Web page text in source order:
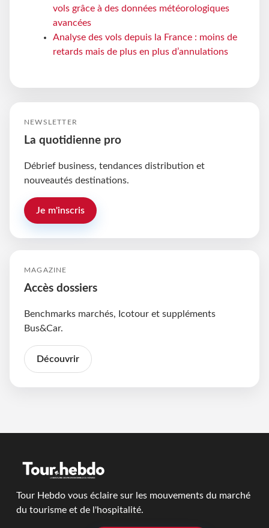
vols grâce à des données météorologiques
avancées
Analyse des vols depuis la France : moins de
retards mais de plus en plus d’annulations
NEWSLETTER
La quotidienne pro
Débrief business, tendances distribution et
nouveautés destinations.
Je m'inscris
MAGAZINE
Accès dossiers
Benchmarks marchés, Icotour et suppléments
Bus&Car.
Découvrir
Tour Hebdo vous éclaire sur les mouvements du marché
du tourisme et de l'hospitalité.